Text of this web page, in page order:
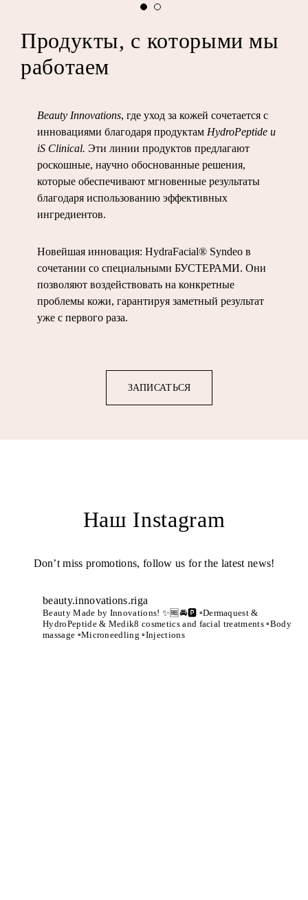
Продукты, с которыми мы
работаем
Beauty Innovations, где уход за кожей сочетается с
инновациями благодаря продуктам HydroPeptide и
iS Clinical. Эти линии продуктов предлагают
роскошные, научно обоснованные решения,
которые обеспечивают мгновенные результаты
благодаря использованию эффективных
ингредиентов.
Новейшая инновация: HydraFacial® Syndeo в
сочетании со специальными БУСТЕРАМИ. Они
позволяют воздействовать на конкретные
проблемы кожи, гарантируя заметный результат
уже с первого раза.
ЗАПИСАТЬСЯ
Наш Instagram
Don’t miss promotions, follow us for the latest news!
beauty.innovations.riga
Beauty Made by Innovations! ✨🆓🚘🅿️ ▫️Dermaquest &
HydroPeptide & Medik8 cosmetics and facial treatments▫️Body
massage ▫️Microneedling ▫️Injections